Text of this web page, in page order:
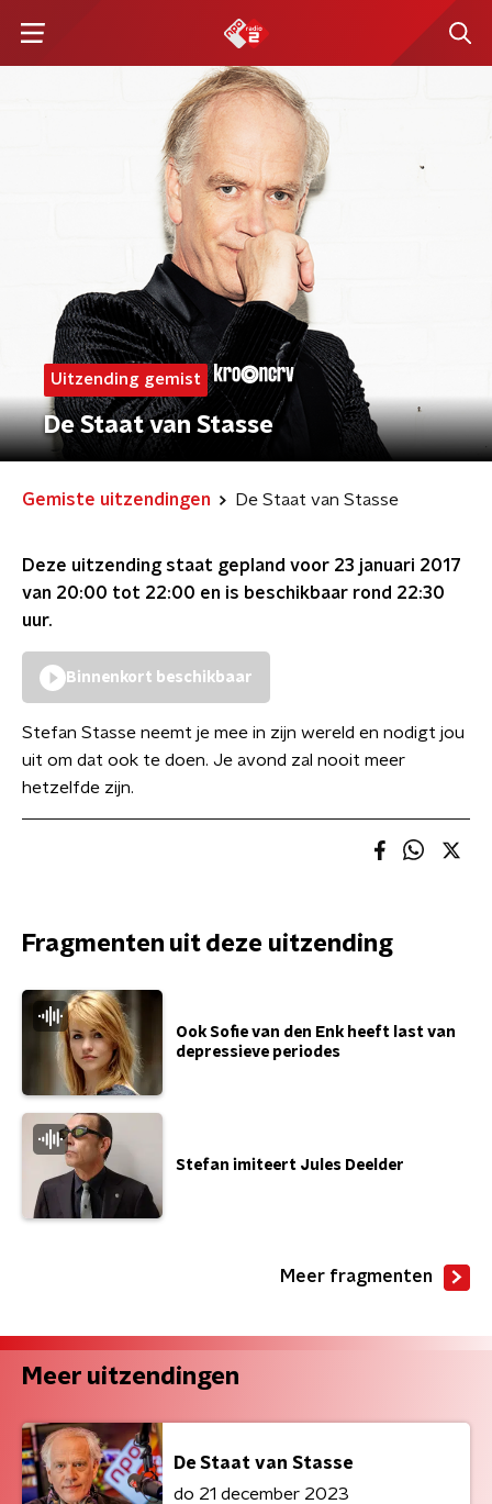
Uitzending gemist
De Staat van Stasse
Gemiste uitzendingen De Staat van Stasse
Deze uitzending staat gepland voor 23 januari 2017
van 20:00 tot 22:00 en is beschikbaar rond 22:30
uur.
Binnenkort beschikbaar
Stefan Stasse neemt je mee in zijn wereld en nodigt jou
uit om dat ook te doen. Je avond zal nooit meer
hetzelfde zijn.
Fragmenten uit deze uitzending
Ook Sofie van den Enk heeft last van
depressieve periodes
Stefan imiteert Jules Deelder
Meer fragmenten
Meer uitzendingen
De Staat van Stasse
do 21 december 2023